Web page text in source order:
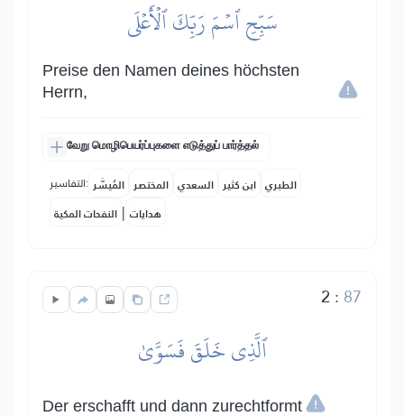
سَبِّحِ ٱسۡمَ رَبِّكَ ٱلۡأَعۡلَى
Preise den Namen deines höchsten
Herrn,
வேறு மொழிபெயர்ப்புகளை எடுத்துப் பார்த்தல்
التفاسير: المُيسَّر المختصر السعدي ابن كثير الطبري
النفحات المكية | هدايات
2 : 87
ٱلَّذِي خَلَقَ فَسَوَّىٰ
Der erschafft und dann zurechtformt